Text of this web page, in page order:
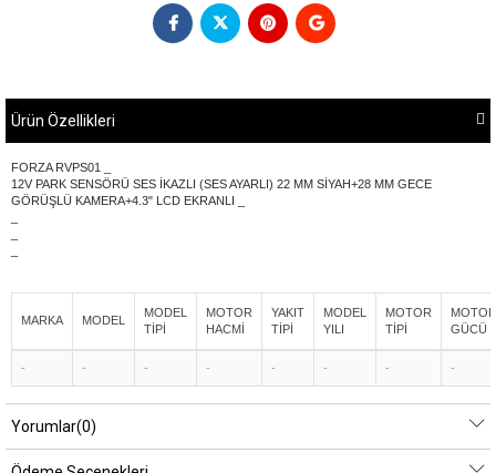
Ürün Özellikleri
FORZA RVPS01 _
12V PARK SENSÖRÜ SES İKAZLI (SES AYARLI) 22 MM SİYAH+28 MM GECE
GÖRÜŞLÜ KAMERA+4.3" LCD EKRANLI _
MARKA MODEL
MODEL
TİPİ
MOTOR
HACMİ
YAKIT
TİPİ
MODEL
YILI
MOTOR
TİPİ
MOTOR
GÜCÜ
- - - - - - - -
Yorumlar(0)